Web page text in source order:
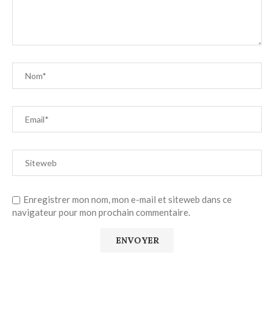
Enregistrer mon nom, mon e-mail et siteweb dans ce
navigateur pour mon prochain commentaire.